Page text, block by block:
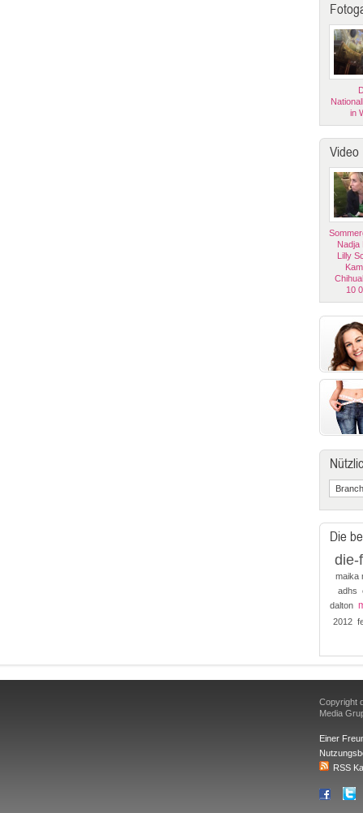
in
Video
Nadja
Lilly
10
Die
die-
maika
adhs
dalton
2012
Copyright
Media
Einer
RSS